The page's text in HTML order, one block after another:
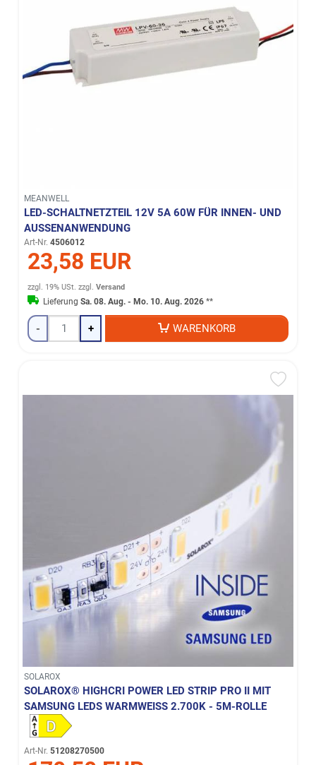
MEANWELL
LED-SCHALTNETZTEIL 12V 5A 60W FÜR INNEN- UND
AUSSENANWENDUNG
Art-Nr. 4506012
23,58 EUR
zzgl. 19% USt. zzgl.Versand
LieferungSa. 08. Aug. - Mo. 10. Aug. 2026 **
- + WARENKORB
SOLAROX
SOLAROX® HIGHCRI POWER LED STRIP PRO II MIT
SAMSUNG LEDS WARMWEISS 2.700K - 5M-ROLLE
Art-Nr. 51208270500